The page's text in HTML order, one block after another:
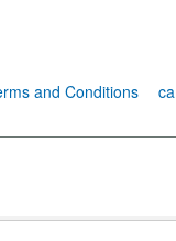
and Conditions ca